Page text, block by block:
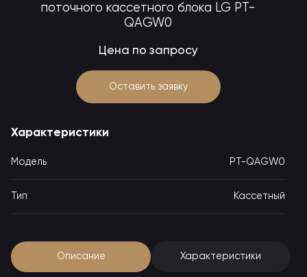
поточного кассетного блока LG PT-
QAGW0
Цена по запросу
Оставить заявку
Характеристики
Модель PT-QAGW0
Тип Кассетный
Описание Характеристики